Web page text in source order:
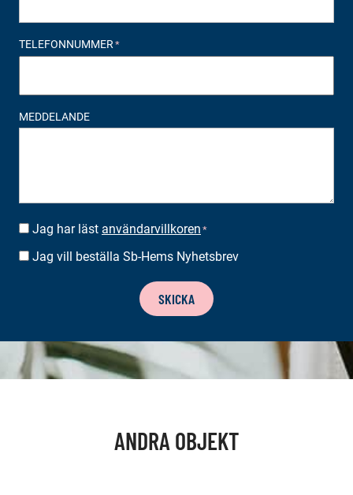
TELEFONNUMMER*
MEDDELANDE
SUOSTUMUS *
Jag har läst användarvillkoren *
BESTÄLLA
Jag vill beställa Sb-Hems Nyhetsbrev
SKICKA
ANDRA OBJEKT